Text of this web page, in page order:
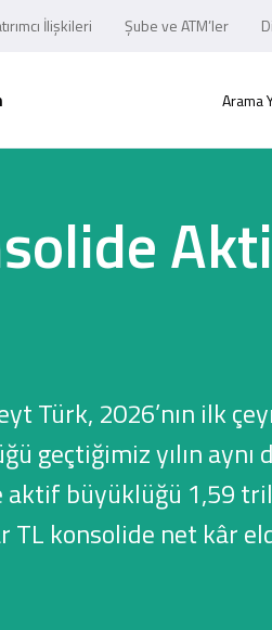
İlişkileri Şube ve ATM’ler
Arama
Türk, 2026’nın ilk
geçtiğimiz yılın
büyüklüğü 1,59
konsolide net kâr